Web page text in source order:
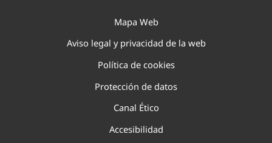
Mapa Web
Aviso legal y privacidad de la web
Política de cookies
Protección de datos
Canal Ético
Accesibilidad